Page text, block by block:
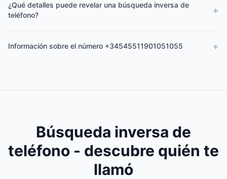
¿Qué detalles puede revelar una búsqueda inversa de
teléfono?
+
Información sobre el número +34545511901051055 +
Búsqueda inversa de
teléfono - descubre quién te
llamó